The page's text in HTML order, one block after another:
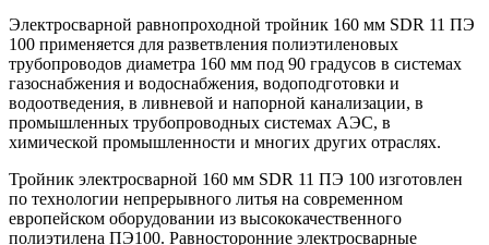
Электросварной равнопроходной тройник 160 мм SDR 11 ПЭ
100 применяется для разветвления полиэтиленовых
трубопроводов диаметра 160 мм под 90 градусов в системах
газоснабжения и водоснабжения, водоподготовки и
водоотведения, в ливневой и напорной канализации, в
промышленных трубопроводных системах АЭС, в
химической промышленности и многих других отраслях.
Тройник электросварной 160 мм SDR 11 ПЭ 100 изготовлен
по технологии непрерывного литья на современном
европейском оборудовании из высококачественного
полиэтилена ПЭ100. Равносторонние электросварные